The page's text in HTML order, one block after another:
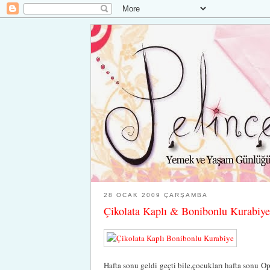
28 OCAK 2009 ÇARŞAMBA
Çikolata Kaplı & Bonibonlu Kurabiye
Hafta sonu geldi geçti bile,çocukları hafta sonu